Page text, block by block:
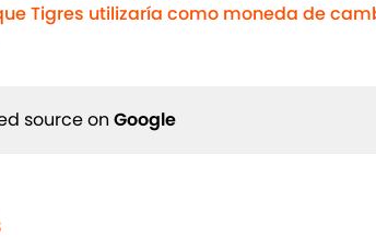
Tigres utilizaría como moneda de
source on Google